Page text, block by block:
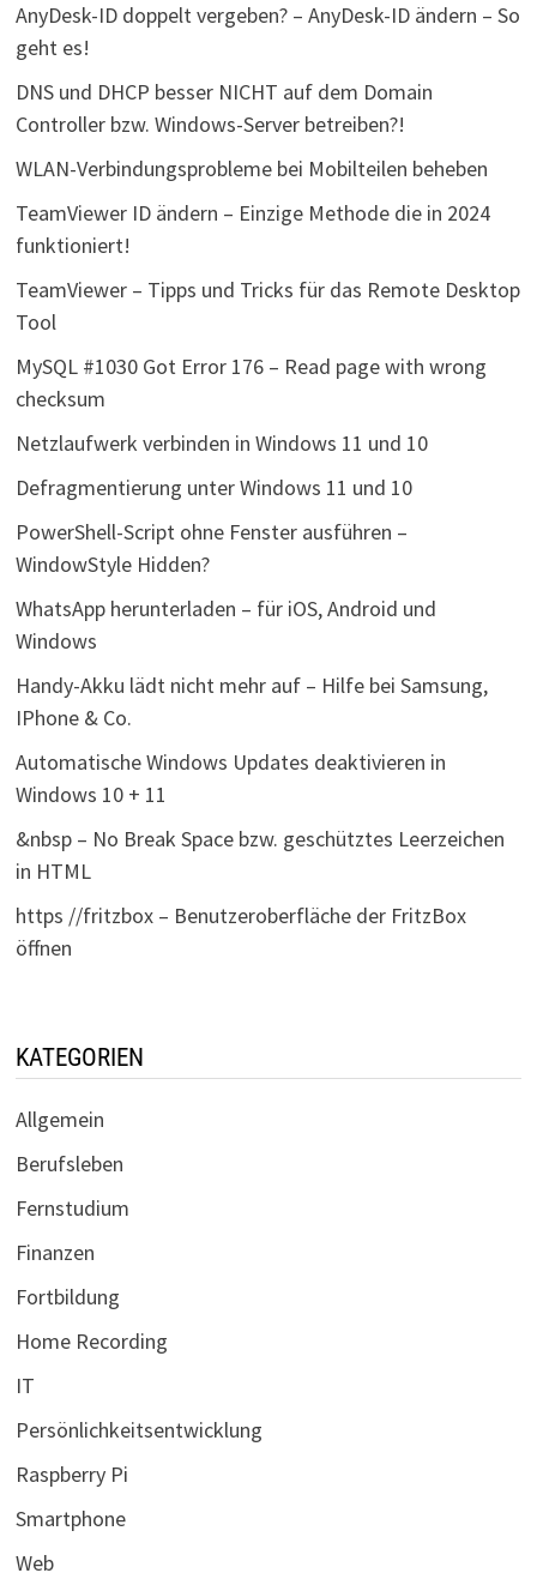
AnyDesk-ID doppelt vergeben? – AnyDesk-ID ändern – So
geht es!
DNS und DHCP besser NICHT auf dem Domain
Controller bzw. Windows-Server betreiben?!
WLAN-Verbindungsprobleme bei Mobilteilen beheben
TeamViewer ID ändern – Einzige Methode die in 2024
funktioniert!
TeamViewer – Tipps und Tricks für das Remote Desktop
Tool
MySQL #1030 Got Error 176 – Read page with wrong
checksum
Netzlaufwerk verbinden in Windows 11 und 10
Defragmentierung unter Windows 11 und 10
PowerShell-Script ohne Fenster ausführen –
WindowStyle Hidden?
WhatsApp herunterladen – für iOS, Android und
Windows
Handy-Akku lädt nicht mehr auf – Hilfe bei Samsung,
IPhone & Co.
Automatische Windows Updates deaktivieren in
Windows 10 + 11
&nbsp – No Break Space bzw. geschütztes Leerzeichen
in HTML
https //fritzbox – Benutzeroberfläche der FritzBox
öffnen
KATEGORIEN
Allgemein
Berufsleben
Fernstudium
Finanzen
Fortbildung
Home Recording
IT
Persönlichkeitsentwicklung
Raspberry Pi
Smartphone
Web